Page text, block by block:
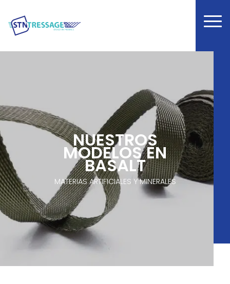
NUESTROS
MODELOS EN
BASALT
MATERIAS ARTIFICIALES Y MINERALES